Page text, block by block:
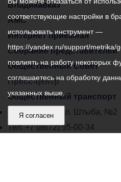
Владикавказ:
Владикавказ
АМС
Интернет приемная
Собрание представителей
Общественный Совет
Пресс-центр
Общественный транспорт
Владикавказ, пл. Штыба, №2
Тел:+7 (8672) 55-00-34
соответствующие настройки в
использовать инструмент —
https://yandex.ru/support/metrika/
повлиять на работу некоторых
соглашаетесь на обработку
указанных выше.
Я согласен